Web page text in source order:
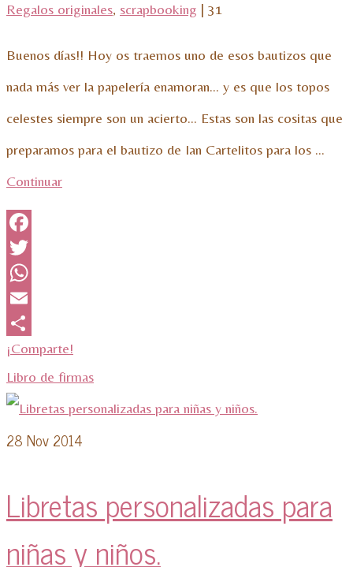
Regalos originales, scrapbooking | 31
Buenos días!! Hoy os traemos uno de esos bautizos que
nada más ver la papelería enamoran… y es que los topos
celestes siempre son un acierto… Estas son las cositas que
preparamos para el bautizo de Ian Cartelitos para los …
Continuar
Facebook
Twitter
WhatsApp
Email
¡Comparte!
Libro de firmas
28 Nov 2014
Libretas personalizadas para
niñas y niños.